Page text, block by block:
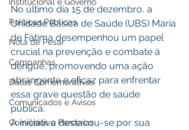
Políticas Públicas
Nota de Pesar
Campanhas
Datas Comemorativas
Comunicados e Avisos
Convênios e Parcerias
No último dia 15 de dezembro, a
Unidade Básica de Saúde (UBS) Maria
de Fátima desempenhou um papel
crucial na prevenção e combate à
dengue, promovendo uma ação
abrangente e eficaz para enfrentar
essa grave questão de saúde
pública.
A iniciativa destacou-se por sua